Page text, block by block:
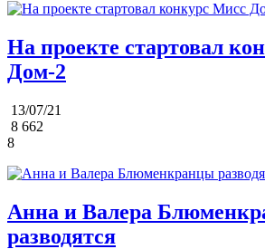
На проекте стартовал
Дом-2
13/07/21
8 662
8
Анна и Валера
разводятся